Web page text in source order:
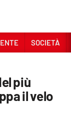
SOCIETÀ
più
il velo